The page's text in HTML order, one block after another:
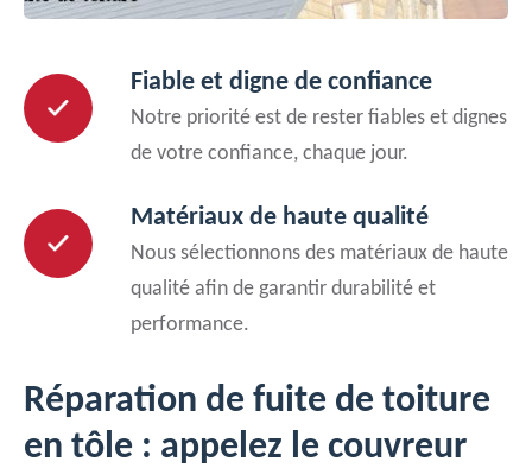
Fiable et digne de confiance
Notre priorité est de rester fiables et dignes
de votre confiance, chaque jour.
Matériaux de haute qualité
Nous sélectionnons des matériaux de haute
qualité afin de garantir durabilité et
performance.
Réparation de fuite de toiture
en tôle : appelez le couvreur